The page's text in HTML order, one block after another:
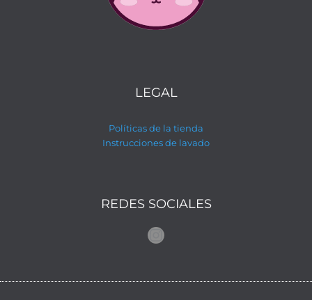
LEGAL
Políticas de la tienda
Instrucciones de lavado
REDES SOCIALES
Instagram